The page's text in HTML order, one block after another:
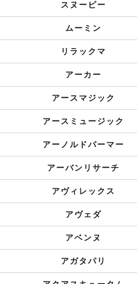
スヌーピー
ムーミン
リラックマ
アーカー
アースマジック
アースミュージック
アーノルドパーマー
アーバンリサーチ
アヴィレックス
アヴェダ
アベンヌ
アガタパリ